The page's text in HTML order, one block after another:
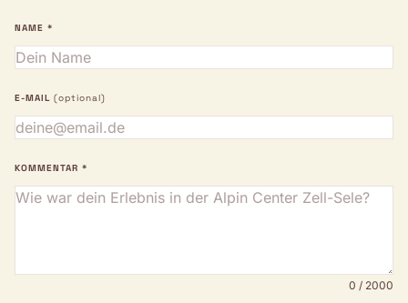
NAME *
E-MAIL (optional)
KOMMENTAR *
0 / 2000